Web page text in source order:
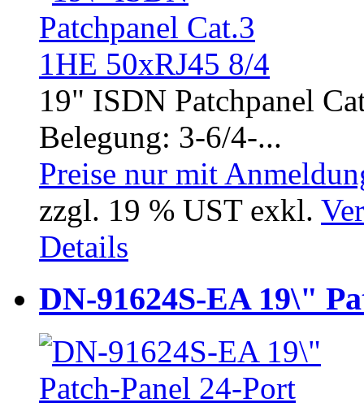
19" ISDN Patchpanel
Belegung: 3-6/4-...
Preise nur mit
zzgl. 19 % UST exkl.
Details
DN-91624S-EA 19\"